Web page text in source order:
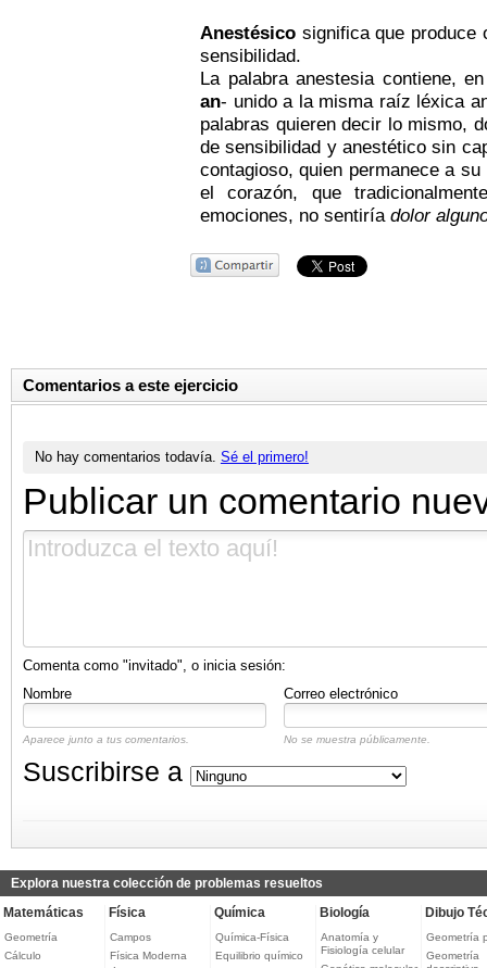
Anestésico significa que produce
sensibilidad.
La palabra anestesia contiene,
an- unido a la misma raíz léxica
palabras quieren decir lo mismo,
de sensibilidad y anestético sin
contagioso, quien permanece a
el corazón, que
emociones, no sentiríadolor
Comentarios a este ejercicio
No hay comentarios todavía. Sé el primero!
Publicar un comentario
Comenta como "invitado", o inicia sesión:
Nombre
Correo electrónico
Aparece junto a tus comentarios. No se muestra públicamente.
Suscribirse a
Explora nuestra colección de problemas resueltos
Matemáticas
Geometría
Cálculo
Física
Campos
Física Moderna
Química
Química-Física
Equilibrio químico
Biología
Anatomía y
Fisiología celular
Dibujo
Geometría
Geometría